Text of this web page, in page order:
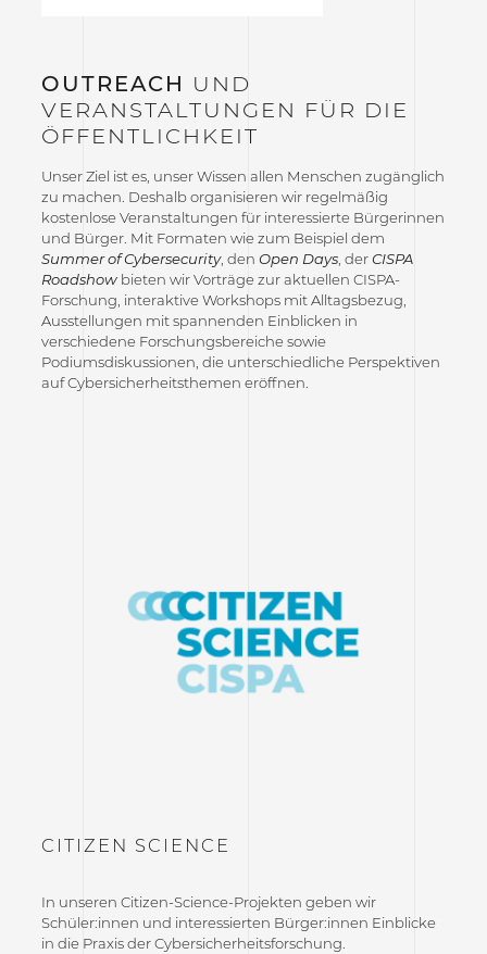
OUTREACH UND
VERANSTALTUNGEN FÜR DIE
ÖFFENTLICHKEIT
Unser Ziel ist es, unser Wissen allen Menschen zugänglich
zu machen. Deshalb organisieren wir regelmäßig
kostenlose Veranstaltungen für interessierte Bürgerinnen
und Bürger. Mit Formaten wie zum Beispiel dem
Summer of Cybersecurity, den Open Days, derCISPA
Roadshowbieten wir Vorträge zur aktuellen CISPA-
Forschung, interaktive Workshops mit Alltagsbezug,
Ausstellungen mit spannenden Einblicken in
verschiedene Forschungsbereiche sowie
Podiumsdiskussionen, die unterschiedliche Perspektiven
auf Cybersicherheitsthemen eröffnen.
CITIZEN SCIENCE
In unseren Citizen-Science-Projekten geben wir
Schüler:innen und interessierten Bürger:innen Einblicke
in die Praxis der Cybersicherheitsforschung.